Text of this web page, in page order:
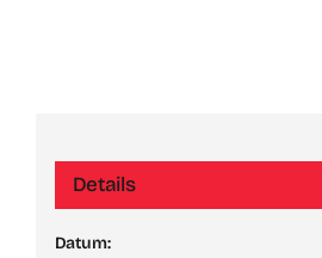
Details
Datum: